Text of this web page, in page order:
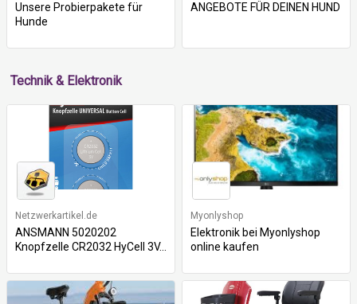
Unsere Probierpakete für
Hunde
ANGEBOTE FÜR DEINEN HUND
Technik & Elektronik
Netzwerkartikel.de
ANSMANN 5020202
Knopfzelle CR2032 HyCell 3V...
Myonlyshop
Elektronik bei Myonlyshop
online kaufen